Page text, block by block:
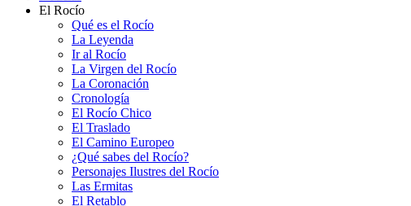
El Rocío
Qué es el Rocío
La Leyenda
Ir al Rocío
La Virgen del Rocío
La Coronación
Cronología
El Rocío Chico
El Traslado
El Camino Europeo
¿Qué sabes del Rocío?
Personajes Ilustres del Rocío
Las Ermitas
El Retablo